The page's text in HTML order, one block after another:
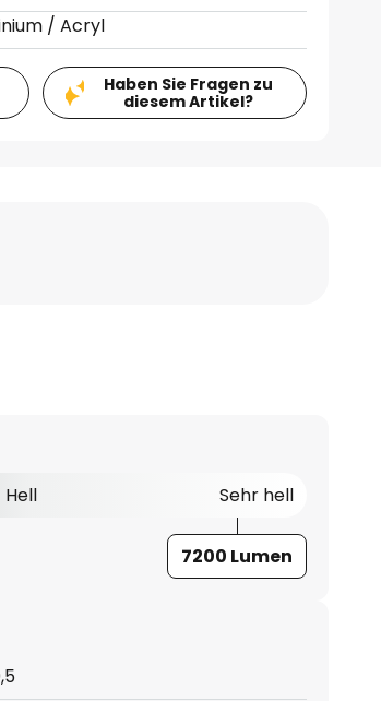
/ Acryl
Haben Sie Fragen zu
diesem Artikel?
Hell Sehr hell
7200 Lumen